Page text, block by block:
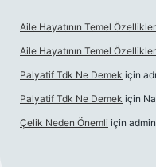
Aile Hayatının Temel
Aile Hayatının Temel
Palyatif Tdk Ne Demek için
Palyatif Tdk Ne Demek için
Çelik Neden Önemli için admin